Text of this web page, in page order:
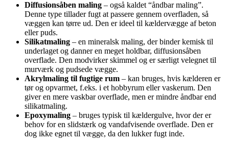
Diffusionsåben maling – også kaldet “åndbar maling”.
Denne type tillader fugt at passere gennem overfladen, så
væggen kan tørre ud. Den er ideel til kældervægge af beton
eller puds.
Silikatmaling – en mineralsk maling, der binder kemisk til
underlaget og danner en meget holdbar, diffusionsåben
overflade. Den modvirker skimmel og er særligt velegnet til
murværk og pudsede vægge.
Akrylmaling til fugtige rum – kan bruges, hvis kælderen er
tør og opvarmet, f.eks. i et hobbyrum eller vaskerum. Den
giver en mere vaskbar overflade, men er mindre åndbar end
silikatmaling.
Epoxymaling – bruges typisk til kældergulve, hvor der er
behov for en slidstærk og vandafvisende overflade. Den er
dog ikke egnet til vægge, da den lukker fugt inde.